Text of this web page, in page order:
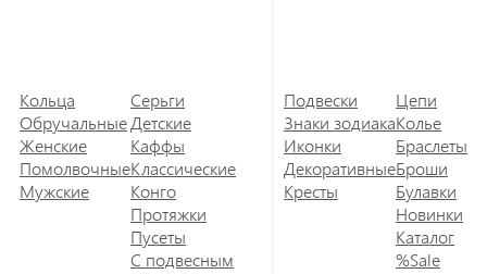
Кольца
Обручальные
Женские
Помолвочные
Мужские
Серьги
Детские
Каффы
Классические
Конго
Протяжки
Пусеты
С подвесным
Подвески
Знаки зодиака
Иконки
Декоративные
Кресты
Цепи
Колье
Браслеты
Броши
Булавки
Новинки
Каталог
%Sale